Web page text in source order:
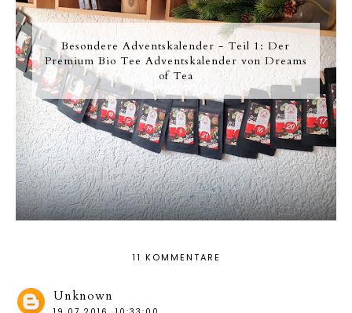
Besondere Adventskalender - Teil 1: Der
Premium Bio Tee Adventskalender von Dreams
of Tea
11 KOMMENTARE
Unknown